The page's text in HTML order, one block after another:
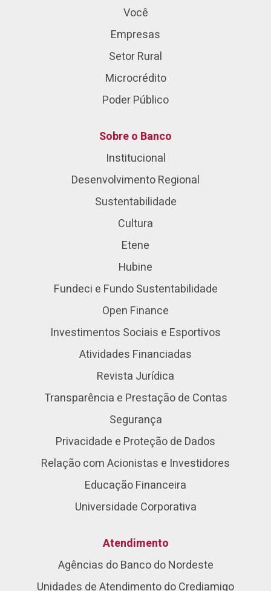
Você
Empresas
Setor Rural
Microcrédito
Poder Público
Sobre o Banco
Institucional
Desenvolvimento Regional
Sustentabilidade
Cultura
Etene
Hubine
Fundeci e Fundo Sustentabilidade
Open Finance
Investimentos Sociais e Esportivos
Atividades Financiadas
Revista Jurídica
Transparência e Prestação de Contas
Segurança
Privacidade e Proteção de Dados
Relação com Acionistas e Investidores
Educação Financeira
Universidade Corporativa
Atendimento
Agências do Banco do Nordeste
Unidades de Atendimento do Crediamigo